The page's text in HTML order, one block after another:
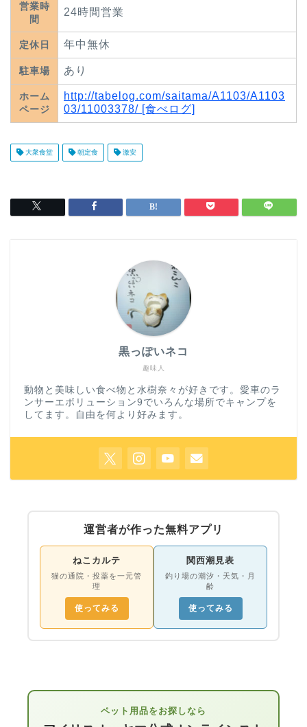
営業時
間
24時間営業
定休日 年中無休
駐車場 あり
ホーム
ページ
http://tabelog.com/saitama/A1103/A1103
03/11003378/ [食べログ]
大衆食堂 朝定食 激安
趣味人
黒っぽいネコ
動物と美味しい食べ物と水樹奈々が好きです。愛車のラ
ンサーエボリューション9でいろんな場所でキャンプを
してます。自由を何より好みます。
運営者が作った無料アプリ
ねこカルテ
猫の通院・投薬を一元管
理
使ってみる
関西潮見表
釣り場の潮汐・天気・月
齢
使ってみる
ペット用品をお探しなら